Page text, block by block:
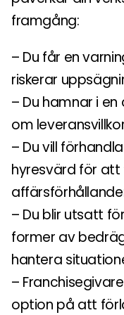
framgång:
– Du får en
riskerar
– Du hamnar i
om
– Du vill
hyresvärd för
– Du blir utsatt
former av
hantera
–
option på att